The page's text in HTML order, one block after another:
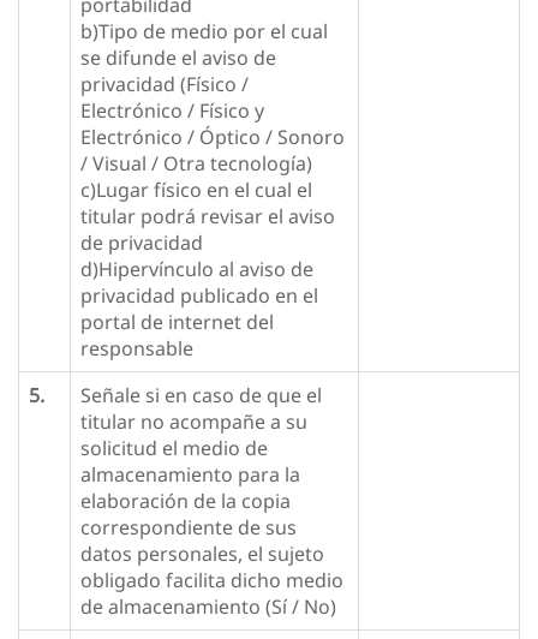
portabilidad
b)Tipo de medio por el cual
se difunde el aviso de
privacidad (Físico /
Electrónico / Físico y
Electrónico / Óptico / Sonoro
/ Visual / Otra tecnología)
c)Lugar físico en el cual el
titular podrá revisar el aviso
de privacidad
d)Hipervínculo al aviso de
privacidad publicado en el
portal de internet del
responsable
5.
Señale si en caso de que el
titular no acompañe a su
solicitud el medio de
almacenamiento para la
elaboración de la copia
correspondiente de sus
datos personales, el sujeto
obligado facilita dicho medio
de almacenamiento (Sí / No)